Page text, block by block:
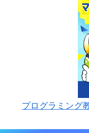
プログラミング